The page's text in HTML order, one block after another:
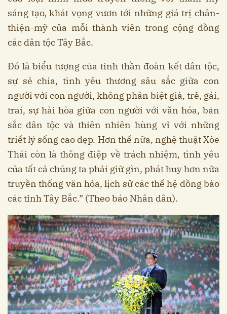
sáng tạo, khát vọng vươn tới những giá trị chân-
thiện-mỹ của mỗi thành viên trong cộng đồng
các dân tộc Tây Bắc.
Đó là biểu tượng của tinh thần đoàn kết dân tộc,
sự sẻ chia, tình yêu thương sâu sắc giữa con
người với con người, không phân biệt già, trẻ, gái,
trai, sự hài hòa giữa con người với văn hóa, bản
sắc dân tộc và thiên nhiên hùng vĩ với những
triết lý sống cao đẹp. Hơn thế nữa, nghệ thuật Xòe
Thái còn là thông điệp về trách nhiệm, tình yêu
của tất cả chúng ta phải giữ gìn, phát huy hơn nữa
truyền thống văn hóa, lịch sử các thế hệ đồng bào
các tỉnh Tây Bắc.” (Theo báo Nhân dân).